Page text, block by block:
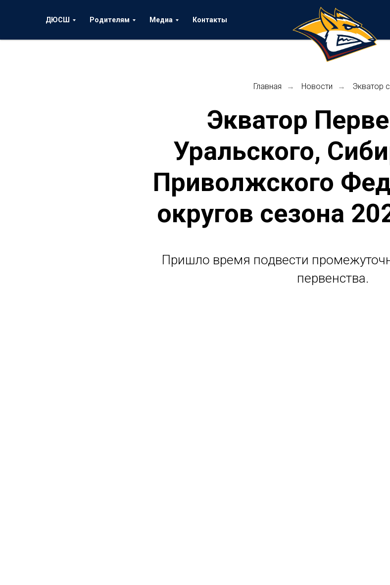
ДЮСШ Родителям Медиа Контакты
Главная → Новости → Экватор
Экватор
Уральского,
Приволжского
округов сезона
Пришло время подвести
первенства.